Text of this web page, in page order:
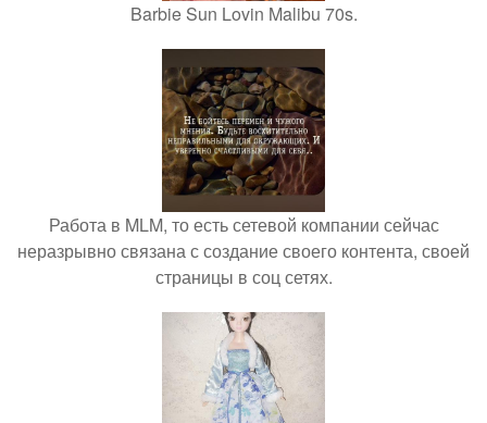
Barbie Sun Lovin Malibu 70s.
Работа в MLM, то есть сетевой компании сейчас
неразрывно связана с создание своего контента, своей
страницы в соц сетях.